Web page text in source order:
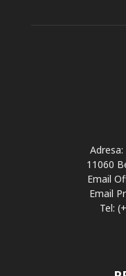
11060
Email
Email
Tel: